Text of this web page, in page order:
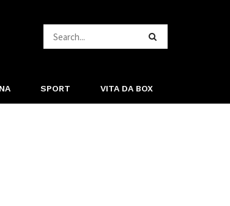
SPORT VITA DA BOX